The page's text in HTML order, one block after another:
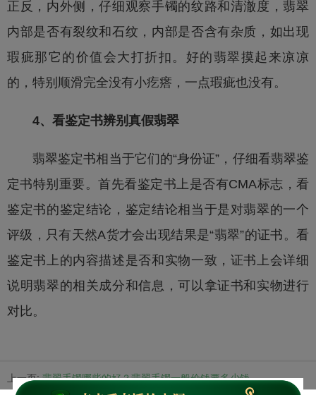
正反，内外侧，仔细观察手镯的纹路和清澈度，翡翠
内部是否有裂纹和石纹，内部是否含有杂质，如出现
瑕疵那它的价值会大打折扣。好的翡翠摸起来凉凉
的，特别顺滑完全没有小疙瘩，一点瑕疵也没有。
4、看鉴定书辨别真假翡翠
翡翠鉴定书相当于它们的“身份证”，仔细看翡翠鉴
定书特别重要。首先看鉴定书上是否有CMA标志，看
鉴定书的鉴定结论，鉴定结论相当于是对翡翠的一个
评级，只有天然A货才会出现结果是“翡翠”的证书。看
鉴定书上的内容描述是否和实物一致，证书上会详细
说明翡翠的相关成分和信息，可以拿证书和实物进行
对比。
上一页:翡翠手镯哪些的好？翡翠手镯一般价钱要多少钱